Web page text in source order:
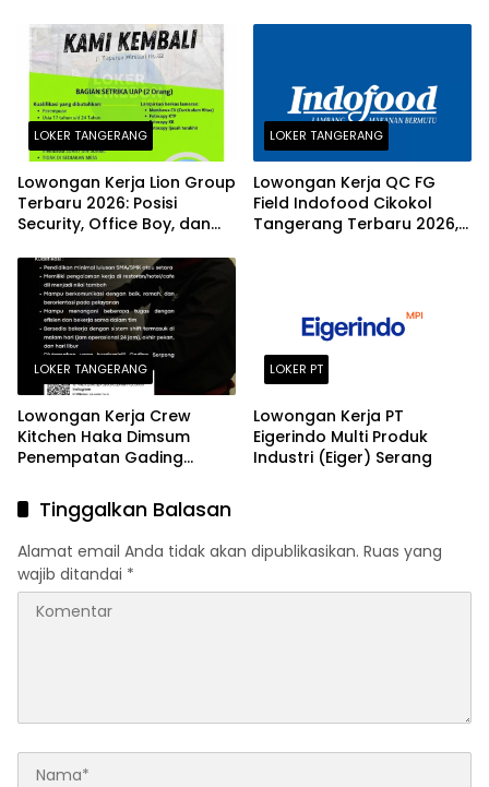
LOKER TANGERANG
Lowongan Kerja Lion Group
Terbaru 2026: Posisi
Security, Office Boy, dan
LOKER TANGERANG
Lowongan Kerja QC FG
Field Indofood Cikokol
Tangerang Terbaru 2026,
LOKER TANGERANG
Lowongan Kerja Crew
Kitchen Haka Dimsum
Penempatan Gading
Terbaru Agustus 2026
LOKER PT
Lowongan Kerja PT
Eigerindo Multi Produk
Industri (Eiger) Serang
Tinggalkan Balasan
Alamat email Anda tidak akan dipublikasikan. Ruas yang
wajib ditandai *